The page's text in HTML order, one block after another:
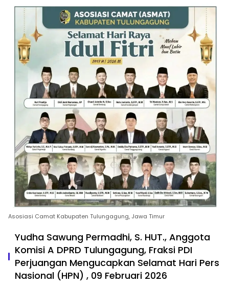
Asosiasi Camat Kabupaten Tulungagung, Jawa Timur
Yudha Sawung Permadhi, S. HUT., Anggota
Komisi A DPRD Tulungagung, Fraksi PDI
Perjuangan Mengucapkan Selamat Hari Pers
Nasional (HPN) , 09 Februari 2026